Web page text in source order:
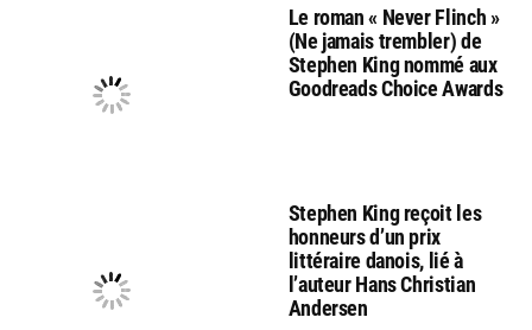
Le roman « Never Flinch »
(Ne jamais trembler) de
Stephen King nommé aux
Goodreads Choice Awards
Stephen King reçoit les
honneurs d’un prix
littéraire danois, lié à
l’auteur Hans Christian
Andersen